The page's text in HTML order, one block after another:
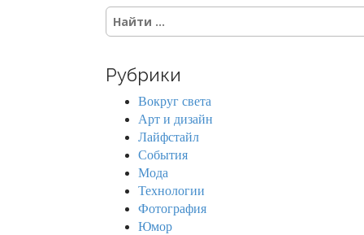
S
e
c
Рубрики
Вокруг света
Арт и дизайн
Лайфстайл
События
Мода
Технологии
Фотография
Юмор